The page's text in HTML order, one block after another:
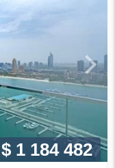
$ 1 184 482